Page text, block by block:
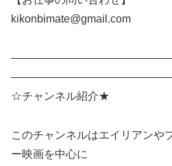
kikonbimate@gmail.com
☆チャンネル紹介★
このチャンネルはエイリアンや
ー映画を中心に